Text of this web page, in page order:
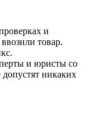
и
товар.
и юристы со
никаких